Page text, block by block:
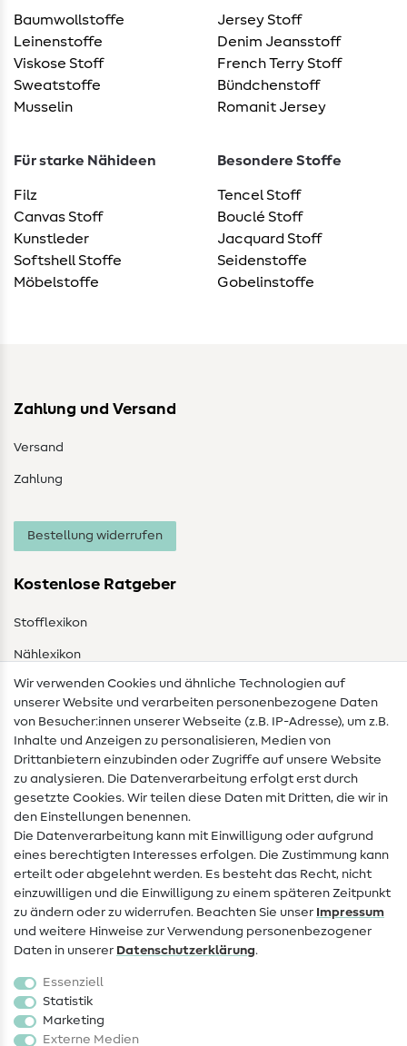
Baumwollstoffe
Leinenstoffe
Viskose Stoff
Sweatstoffe
Musselin
Jersey Stoff
Denim Jeansstoff
French Terry Stoff
Bündchenstoff
Romanit Jersey
Für starke Nähideen
Filz
Canvas Stoff
Kunstleder
Softshell Stoffe
Möbelstoffe
Besondere Stoffe
Tencel Stoff
Bouclé Stoff
Jacquard Stoff
Seidenstoffe
Gobelinstoffe
Zahlung und Versand
Versand
Zahlung
Bestellung widerrufen
Kostenlose Ratgeber
Stofflexikon
Nählexikon
Nähanleitungen
Hilfe & Kontakt
Kontakt
Infos zum Betreiberwechsel
Widerrufsrecht
Beliebt
Stoffe
Sale
Schnittmuster
Wir verwenden Cookies und ähnliche Technologien auf
unserer Website und verarbeiten personenbezogene Daten
von Besucher:innen unserer Webseite (z.B. IP-Adresse), um z.B.
Inhalte und Anzeigen zu personalisieren, Medien von
Drittanbietern einzubinden oder Zugriffe auf unsere Website
zu analysieren. Die Datenverarbeitung erfolgt erst durch
gesetzte Cookies. Wir teilen diese Daten mit Dritten, die wir in
den Einstellungen benennen.
Die Datenverarbeitung kann mit Einwilligung oder aufgrund
eines berechtigten Interesses erfolgen. Die Zustimmung kann
erteilt oder abgelehnt werden. Es besteht das Recht, nicht
einzuwilligen und die Einwilligung zu einem späteren Zeitpunkt
zu ändern oder zu widerrufen. Beachten Sie unser Impressum
und weitere Hinweise zur Verwendung personenbezogener
Daten in unserer Daten­schutz­erklärung.
Essenziell
Statistik
Marketing
Externe Medien